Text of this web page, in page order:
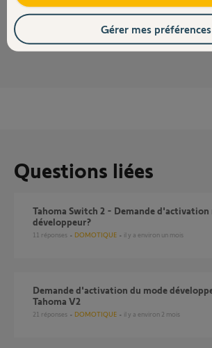
Cyrille D. il y a environ 2 ans
Questions liées
Tahoma Switch 2 - Demande d'activation mode
développeur?
11 réponses DOMOTIQUE il y a environ un mois
Demande d'activation du mode développeur pour ma
Tahoma V2
21 réponses DOMOTIQUE il y a environ 2 mois
Gérer mes préférences